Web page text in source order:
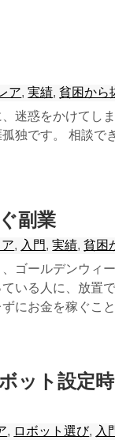
ア,実績,貧困から
迷惑をかけてし
独です。 相談で
副業
, 入門,実績,貧困
ゴールデンウィ
いる人に、放置
にお金を稼ぐこと
ット設定
, ロボット選び, 入